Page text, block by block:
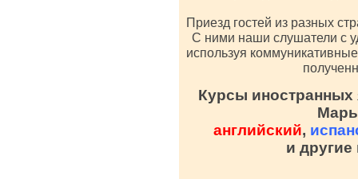
Приезд гостей из разных
С ними наши слушатели с
используя
Курсы иностранных
английский,
и